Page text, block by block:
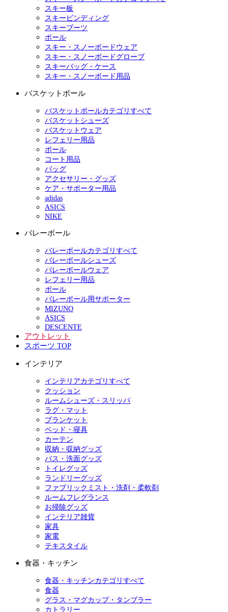
スキー板
スキービンディング
スキーブーツ
ポール
スキー・スノーボードウェア
スキー・スノーボードグローブ
スキーバッグ・ケース
スキー・スノーボード用品
バスケットボール
バスケットボールカテゴリすべて
バスケットシューズ
バスケットウェア
レフェリー用品
ボール
コート用品
バッグ
アクセサリー・グッズ
ケア・サポーター用品
adidas
ASICS
NIKE
バレーボール
バレーボールカテゴリすべて
バレーボールシューズ
バレーボールウェア
レフェリー用品
ボール
バレーボール用サポーター
MIZUNO
ASICS
DESCENTE
アウトレット
スポーツ TOP
インテリア
インテリアカテゴリすべて
クッション
ルームシューズ・スリッパ
ラグ・マット
ブランケット
ベッド・寝具
カーテン
収納・収納グッズ
バス・洗面グッズ
トイレグッズ
ランドリーグッズ
ファブリックミスト・洗剤・柔軟剤
ルームフレグランス
お掃除グッズ
インテリア雑貨
家具
家電
テキスタイル
食器・キッチン
食器・キッチンカテゴリすべて
食器
グラス・マグカップ・タンブラー
カトラリー